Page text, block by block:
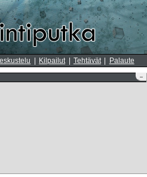
Kilpailut Tehtävät Palaute
–